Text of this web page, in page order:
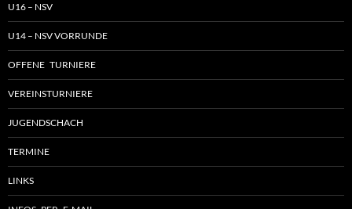
U16 – NSV
U14 – NSV VORRUNDE
OFFENE TURNIERE
VEREINSTURNIERE
JUGENDSCHACH
TERMINE
LINKS